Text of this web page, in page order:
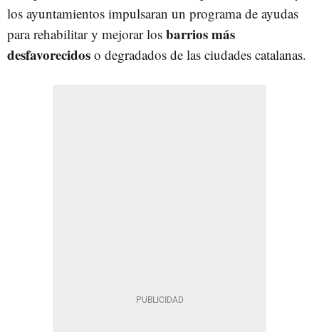
los ayuntamientos impulsaran un programa de ayudas
para rehabilitar y mejorar los barrios más
desfavorecidos o degradados de las ciudades catalanas.